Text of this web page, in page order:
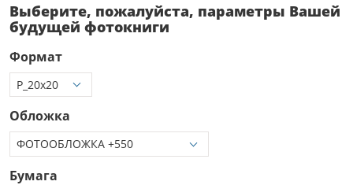
Выберите, пожалуйста, параметры Вашей
будущей фотокниги
Формат
Обложка
Бумага